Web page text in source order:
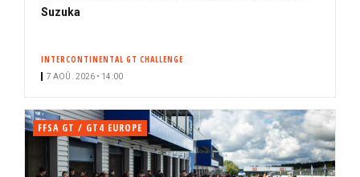
Suzuka
INTERCONTINENTAL GT CHALLENGE
7 AOÛ. 2026 • 14:00
FFSA GT / GT4 EUROPE